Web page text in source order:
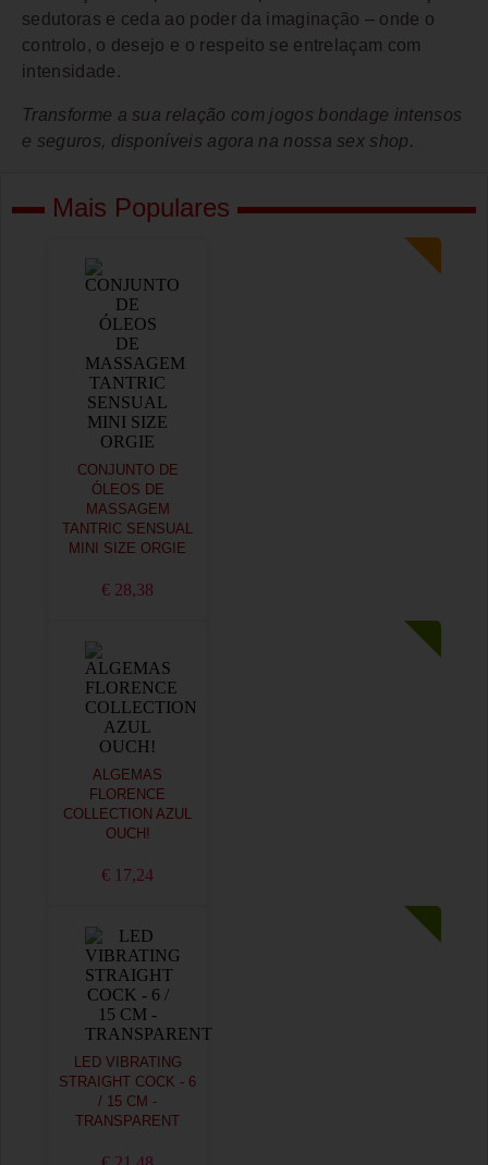
sedutoras e ceda ao poder da imaginação – onde o
controlo, o desejo e o respeito se entrelaçam com
intensidade.
Transforme a sua relação com jogos bondage intensos
e seguros, disponíveis agora na nossa sex shop.
Mais Populares
CONJUNTO DE
ÓLEOS DE
MASSAGEM
TANTRIC SENSUAL
MINI SIZE ORGIE
€ 28,38
ALGEMAS
FLORENCE
COLLECTION AZUL
OUCH!
€ 17,24
LED VIBRATING
STRAIGHT COCK - 6
/ 15 CM -
TRANSPARENT